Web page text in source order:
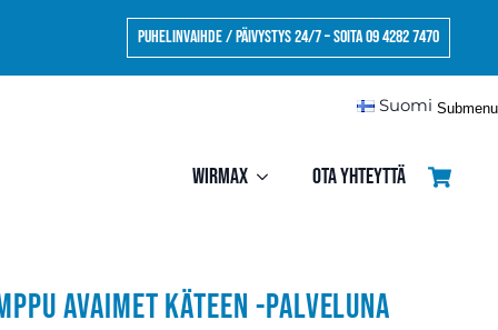
Puhelinvaihde / Päivystys 24/7 – Soita 09 4282 7470
Suomi
Wirmax Ota yhteyttä
avaimet käteen -palveluna